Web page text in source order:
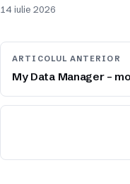
14 iulie 2026
ARTICOLUL ANTERIOR
My Data Manager –